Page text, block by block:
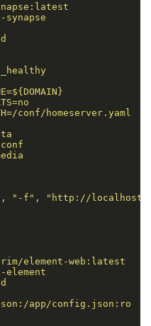
conf/homeserver.yaml
"-f", "http://
element-web:latest
element
app/config.json:ro